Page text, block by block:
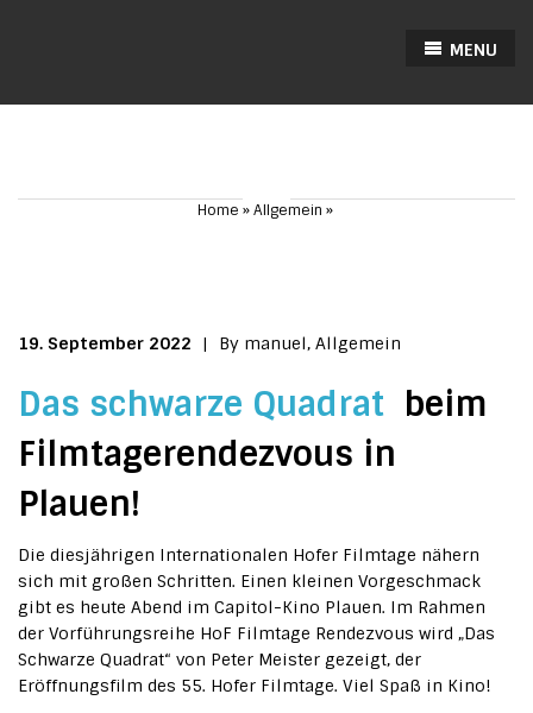
MENU
Home Allgemein
19. September 2022 | By manuel, Allgemein
Das schwarze Quadrat beim
Filmtagerendezvous in
Plauen!
Die diesjährigen Internationalen Hofer Filmtage nähern
sich mit großen Schritten. Einen kleinen Vorgeschmack
gibt es heute Abend im Capitol-Kino Plauen. Im Rahmen
der Vorführungsreihe HoF Filmtage Rendezvous wird „Das
Schwarze Quadrat“ von Peter Meister gezeigt, der
Eröffnungsfilm des 55. Hofer Filmtage. Viel Spaß in Kino!